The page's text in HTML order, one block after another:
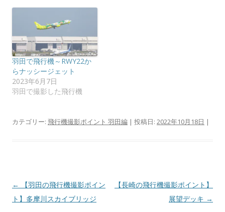
ド
で
開
ま
す
)
さ
(
新
い
ウ
ィ
ン
ウ
で
開
き
羽田で飛行機～RWY22か
らナッシージェット
2023年6月7日
羽田で撮影した飛行機
カテゴリー: 飛行機撮影ポイント 羽田編 | 投稿日: 2022年10月18日 |
投
稿
←
【羽田の飛行機撮影ポイン
ト】多摩川スカイブリッジ
【長崎の飛行機撮影ポイント】
展望デッキ →